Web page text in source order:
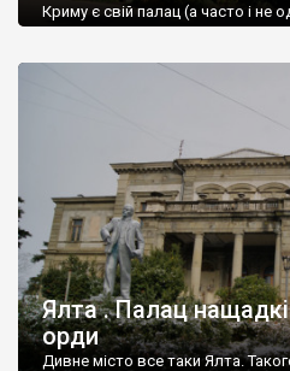
Криму є свій палац (а часто і не
Ялта . Палац
орди
Дивне місто все таки Ялта.